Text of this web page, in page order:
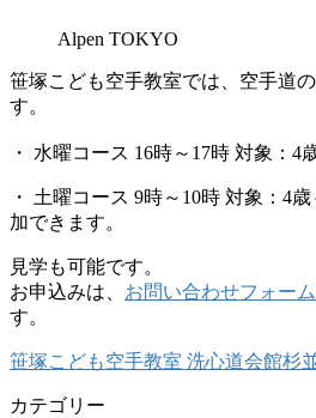
Alpen TOKYO
笹塚こども空手教室では、空手道
す。
・ 水曜コース 16時～17時 対象：4
・ 土曜コース 9時～10時 対象：4
加できます。
見学も可能です。
お申込みは、 お問い合わせフォーム
す。
笹塚こども空手教室 洗心道会館杉
カテゴリー